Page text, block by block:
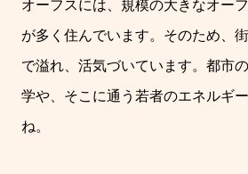
オーフスには、規模の大きなオー
が多く住んでいます。そのため、
で溢れ、活気づいています。都市
学や、そこに通う若者のエネルギ
ね。